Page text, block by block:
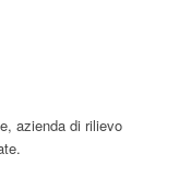
azienda di rilievo